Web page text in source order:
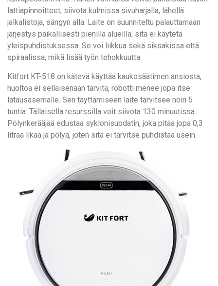
lattiapinnoitteet, siivota kulmissa sivuharjalla, lähellä
jalkalistoja, sängyn alla. Laite on suunniteltu palauttamaan
järjestys paikallisesti pienillä alueilla; sitä ei käytetä
yleispuhdistuksessa. Se voi liikkua sekä siksakissa että
spiraalissa, mikä lisää työn tehokkuutta.
Kitfort KT-518 on kätevä käyttää kaukosäätimen ansiosta,
huoltoa ei sellaisenaan tarvita, robotti menee jopa itse
latausasemalle. Sen täyttämiseen laite tarvitsee noin 5
tuntia. Tällaisella resurssilla voit siivota 130 minuutissa.
Pölynkerääjää edustaa syklonisuodatin, joka pitää jopa 0,3
litraa likaa ja pölyä, joten sitä ei tarvitse puhdistaa usein.